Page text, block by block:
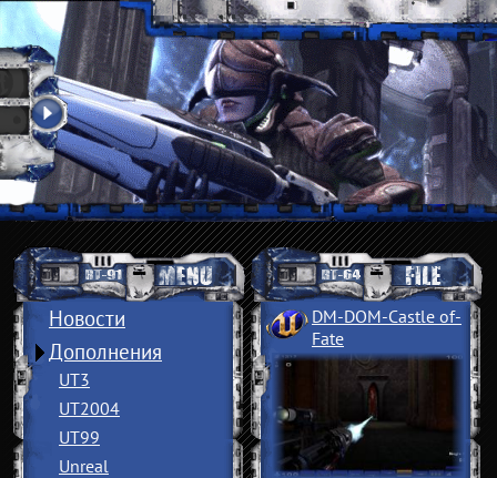
Новости
Дополнения
UT3
UT2004
UT99
Unreal
DM-DOM-Castle of­
Fate